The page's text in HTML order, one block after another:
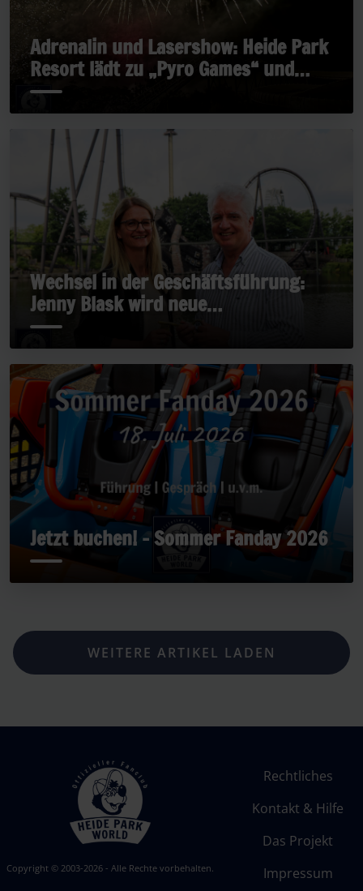
Adrenalin und Lasershow: Heide Park
Resort lädt zu „Pyro Games“ und
„Late Rides“
Wechsel in der Geschäftsführung:
Jenny Blask wird neue
Geschäftsführerin
Jetzt buchen! - Sommer Fanday 2026
WEITERE ARTIKEL LADEN
Copyright © 2003-2026 - Alle Rechte vorbehalten.
Rechtliches
Kontakt & Hilfe
Das Projekt
Impressum